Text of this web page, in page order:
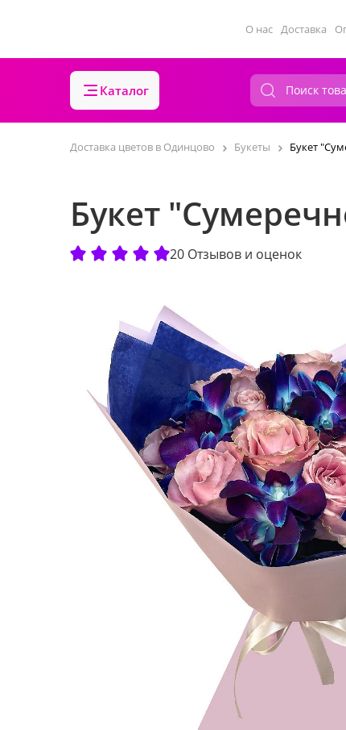
О нас Доставка
Каталог
Доставка цветов в Одинцово Букеты Букет
Букет
20 Отзывов и оценок